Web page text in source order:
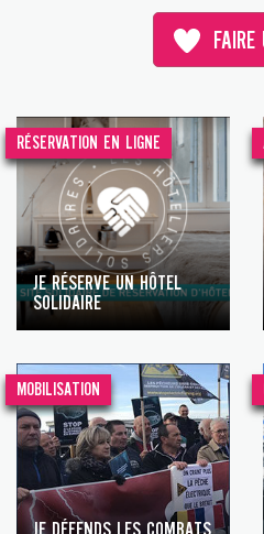
FAIRE
RÉSERVATION EN LIGNE
JE RÉSERVE UN HÔTEL
SOLIDAIRE
MOBILISATION